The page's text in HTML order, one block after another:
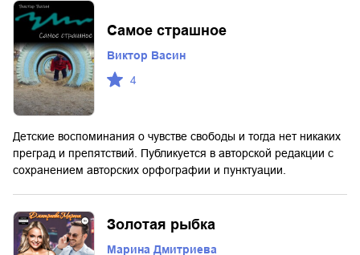
Самое страшное
Виктор Васин
4
Детские воспоминания о чувстве свободы и тогда нет никаких
преград и препятствий. Публикуется в авторской редакции с
сохранением авторских орфографии и пунктуации.
Золотая рыбка
Марина Дмитриева